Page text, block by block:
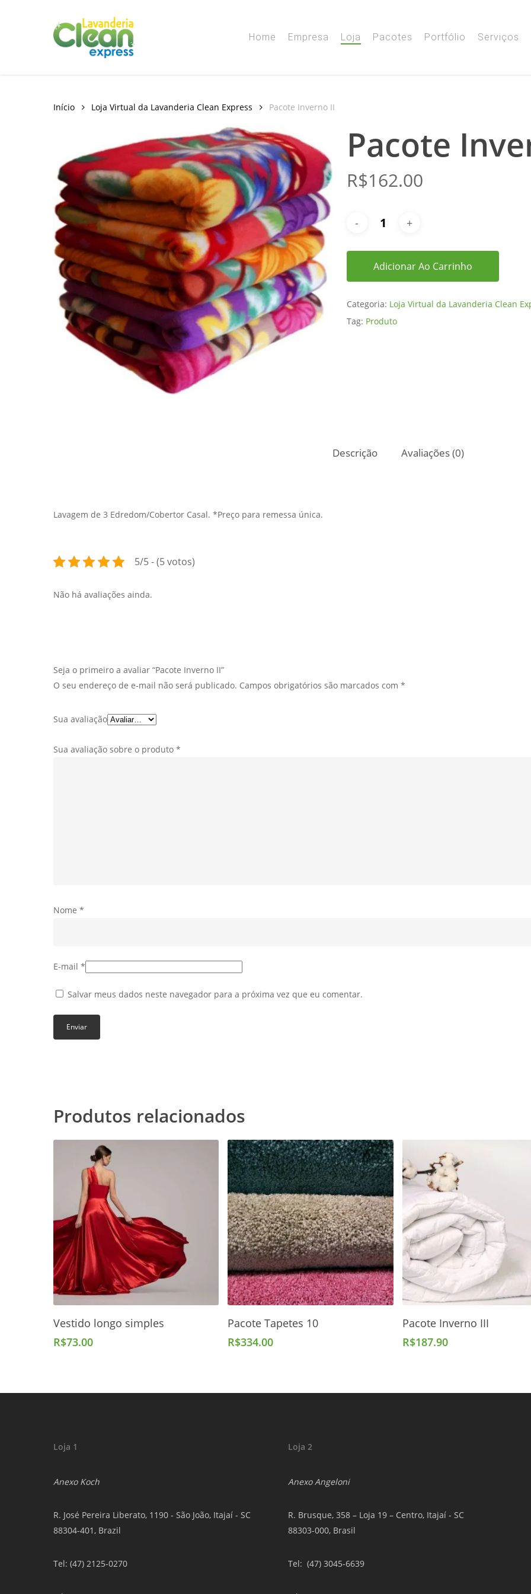
Hit enter to search or ESC to close
Home Empresa Loja Pacotes Portfólio Serviços
Início Loja Virtual da Lavanderia Clean Express Pacote Inverno II
Pacote
R$162.00
Adicionar Ao Carrinho
Categoria: Loja Virtual da Lavanderia Clean
Tag: Produto
Descrição Avaliações (0)
Lavagem de 3 Edredom/Cobertor Casal. *Preço para remessa única.
5/5 - (5 votos)
Não há avaliações ainda.
Seja o primeiro a avaliar “Pacote Inverno II”
O seu endereço de e-mail não será publicado. Campos obrigatórios são marcados com *
Sua avaliação
Sua avaliação sobre o produto *
Nome *
E-mail *
Salvar meus dados neste navegador para a próxima vez que eu comentar.
Produtos relacionados
Adicionar Ao Carrinho
Vestido longo simples
R$73.00
Adicionar Ao Carrinho
Pacote Tapetes 10
R$334.00
Adicionar Ao Carrinho
Pacote Inverno III
R$187.90
Loja 1
Anexo Koch
R. José Pereira Liberato, 1190 - São João, Itajaí - SC
88304-401, Brazil
Tel: (47) 2125-0270
Loja 2
Anexo Angeloni
R. Brusque, 358 – Loja 19 – Centro, Itajaí - SC
88303-000, Brasil
Tel: (47) 3045-6639